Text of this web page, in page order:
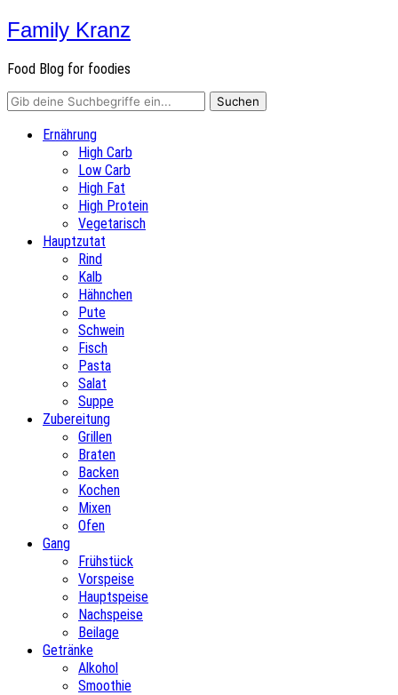
Family Kranz
Food Blog for foodies
Ernährung
High Carb
Low Carb
High Fat
High Protein
Vegetarisch
Hauptzutat
Rind
Kalb
Hähnchen
Pute
Schwein
Fisch
Pasta
Salat
Suppe
Zubereitung
Grillen
Braten
Backen
Kochen
Mixen
Ofen
Gang
Frühstück
Vorspeise
Hauptspeise
Nachspeise
Beilage
Getränke
Alkohol
Smoothie